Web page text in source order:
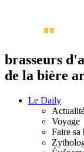
brasseurs
de la bière
Le Daily
Voyage
Faire sa